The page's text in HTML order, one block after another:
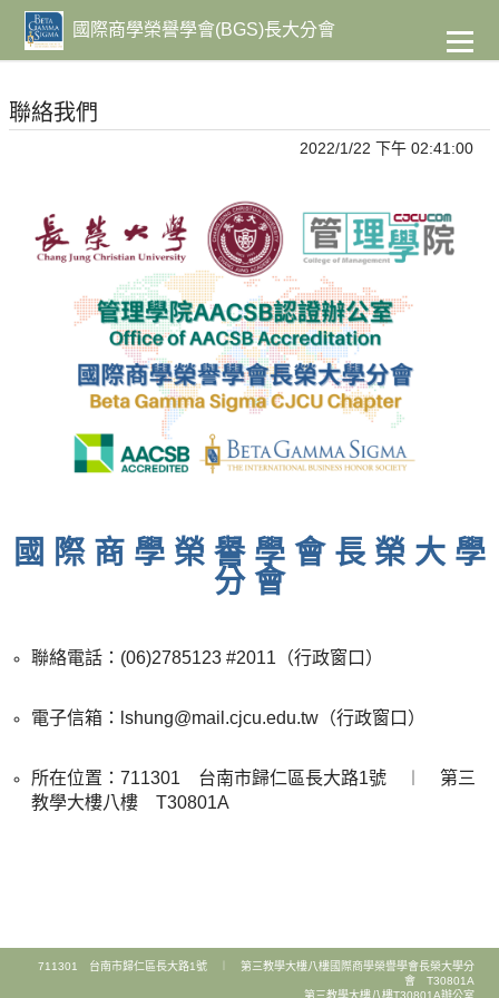
主
要
容
國際商學榮譽學會(BGS)長大分會
聯絡我們
2022/1/22 下午 02:41:00
國 際 商 學 榮 譽 學 會 長 榮 大 學
分 會
聯絡電話：(06)2785123 #2011（行政窗口​​​）
電子信箱：lshung@mail.cjcu.edu.tw（行政窗口）
所在位置：711301 台南市歸仁區長大路1號 ︱ 第三
教學大樓八樓 T30801A
711301 台南市歸仁區長大路1號 ︱ 第三教學大樓八樓國際商學榮譽學會長榮大學分
會 T30801A